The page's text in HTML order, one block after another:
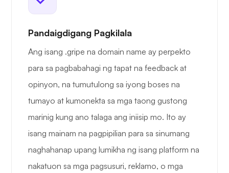
Pandaigdigang Pagkilala
Ang isang .gripe na domain name ay perpekto
para sa pagbabahagi ng tapat na feedback at
opinyon, na tumutulong sa iyong boses na
tumayo at kumonekta sa mga taong gustong
marinig kung ano talaga ang iniisip mo. Ito ay
isang mainam na pagpipilian para sa sinumang
naghahanap upang lumikha ng isang platform na
nakatuon sa mga pagsusuri, reklamo, o mga